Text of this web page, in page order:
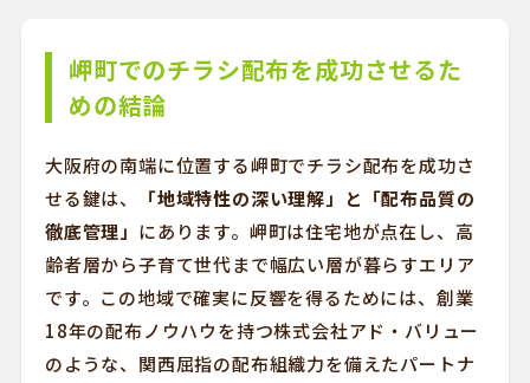
岬町でのチラシ配布を成功させるた
めの結論
大阪府の南端に位置する岬町でチラシ配布を成功さ
せる鍵は、
「地域特性の深い理解」と「配布品質の
徹底管理」 にあります。岬町は住宅地が点在し、高
齢者層から子育て世代まで幅広い層が暮らすエリア
です。この地域で確実に反響を得るためには、創業
18年の配布ノウハウを持つ株式会社アド・バリュー
のような、関西屈指の配布組織力を備えたパートナ